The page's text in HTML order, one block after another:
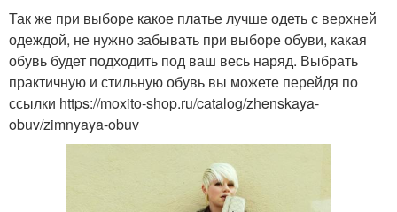
Так же при выборе какое платье лучше одеть с верхней
одеждой, не нужно забывать при выборе обуви, какая
обувь будет подходить под ваш весь наряд. Выбрать
практичную и стильную обувь вы можете перейдя по
ссылки https://moxito-shop.ru/catalog/zhenskaya-
obuv/zimnyaya-obuv